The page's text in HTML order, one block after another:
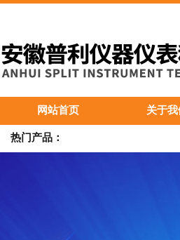
网站首页 关于我
热门产品：